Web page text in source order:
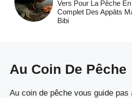
Vers Pour La Pêche
Complet Des Appâts
Bibi
Au Coin De Pêche
Au coin de pêche vous guide